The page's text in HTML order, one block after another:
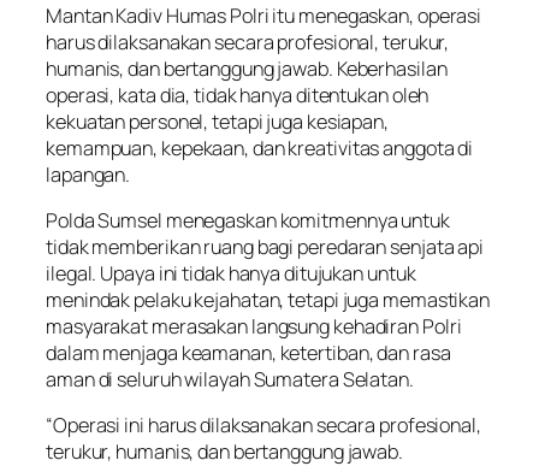
Mantan Kadiv Humas Polri itu menegaskan, operasi
harus dilaksanakan secara profesional, terukur,
humanis, dan bertanggung jawab. Keberhasilan
operasi, kata dia, tidak hanya ditentukan oleh
kekuatan personel, tetapi juga kesiapan,
kemampuan, kepekaan, dan kreativitas anggota di
lapangan.
Polda Sumsel menegaskan komitmennya untuk
tidak memberikan ruang bagi peredaran senjata api
ilegal. Upaya ini tidak hanya ditujukan untuk
menindak pelaku kejahatan, tetapi juga memastikan
masyarakat merasakan langsung kehadiran Polri
dalam menjaga keamanan, ketertiban, dan rasa
aman di seluruh wilayah Sumatera Selatan.
“Operasi ini harus dilaksanakan secara profesional,
terukur, humanis, dan bertanggung jawab.